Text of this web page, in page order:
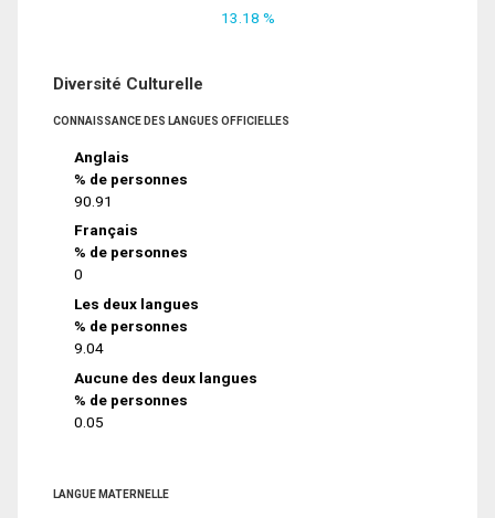
13.18 %
Diversité Culturelle
CONNAISSANCE DES LANGUES OFFICIELLES
Anglais
% de personnes
90.91
Français
% de personnes
0
Les deux langues
% de personnes
9.04
Aucune des deux langues
% de personnes
0.05
LANGUE MATERNELLE